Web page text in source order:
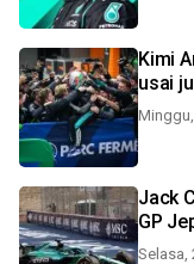
Kimi
usai
Jack
GP
Selasa,